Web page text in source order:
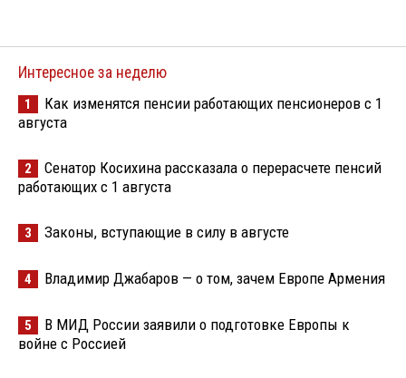
Интересное за неделю
1
Как изменятся пенсии работающих пенсионеров с 1
августа
2
Сенатор Косихина рассказала о перерасчете пенсий
работающих с 1 августа
3 Законы, вступающие в силу в августе
4 Владимир Джабаров — о том, зачем Европе Армения
5
В МИД России заявили о подготовке Европы к
войне с Россией